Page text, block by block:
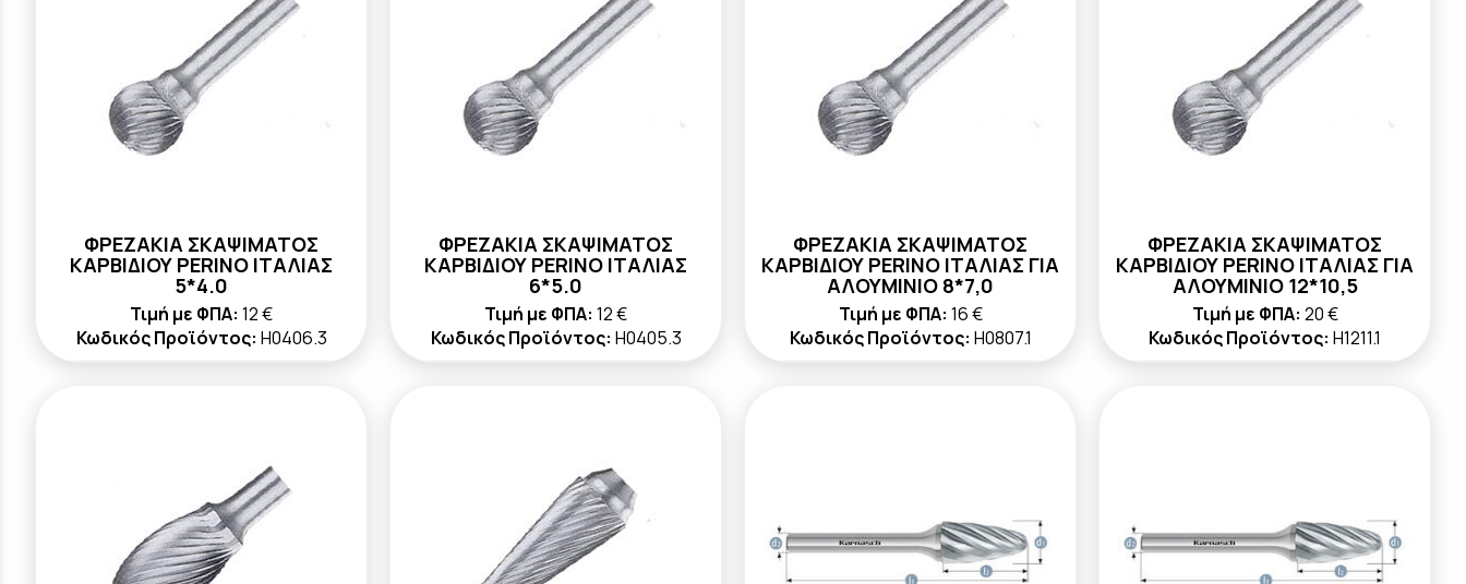
ΦΡΕΖΑΚΙΑ ΣΚΑΨΙΜΑΤΟΣ
ΚΑΡΒΙΔΙΟΥ PERINO ΙΤΑΛΙΑΣ
5*4.0
Τιμή με ΦΠΑ: 12 €
Κωδικός Προϊόντος: H0406.3
ΦΡΕΖΑΚΙΑ ΣΚΑΨΙΜΑΤΟΣ
ΚΑΡΒΙΔΙΟΥ PERINO ΙΤΑΛΙΑΣ
6*5.0
Τιμή με ΦΠΑ: 12 €
Κωδικός Προϊόντος: H0405.3
ΦΡΕΖΑΚΙΑ ΣΚΑΨΙΜΑΤΟΣ
ΚΑΡΒΙΔΙΟΥ PERINO ΙΤΑΛΙΑΣ ΓΙΑ
ΑΛΟΥΜΙΝΙΟ 8*7,0
Τιμή με ΦΠΑ: 16 €
Κωδικός Προϊόντος: H0807.1
ΦΡΕΖΑΚΙΑ ΣΚΑΨΙΜΑΤΟΣ
ΚΑΡΒΙΔΙΟΥ PERINO ΙΤΑΛΙΑΣ ΓΙΑ
ΑΛΟΥΜΙΝΙΟ 12*10,5
Τιμή με ΦΠΑ: 20 €
Κωδικός Προϊόντος: H1211.1